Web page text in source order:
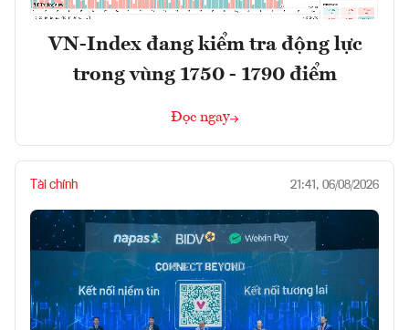
VN-Index đang kiểm tra động lực
trong vùng 1750 - 1790 điểm
Đọc ngay
Tài chính 21:41, 06/08/2026